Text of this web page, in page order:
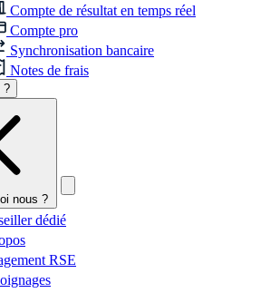
Compte de résultat en temps réel
Compte pro
Synchronisation bancaire
Notes de frais
?
nous ?
dédié
RSE